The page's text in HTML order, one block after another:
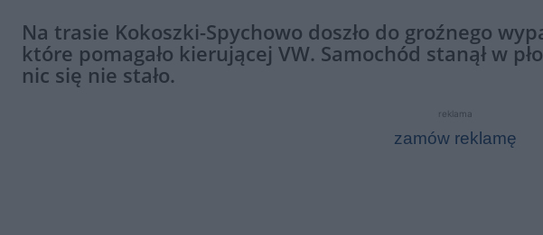
Na trasie Kokoszki-Spychowo doszło do groźnego
które pomagało kierującej VW. Samochód stanął w
nic się nie stało.
reklama
zamów reklamę